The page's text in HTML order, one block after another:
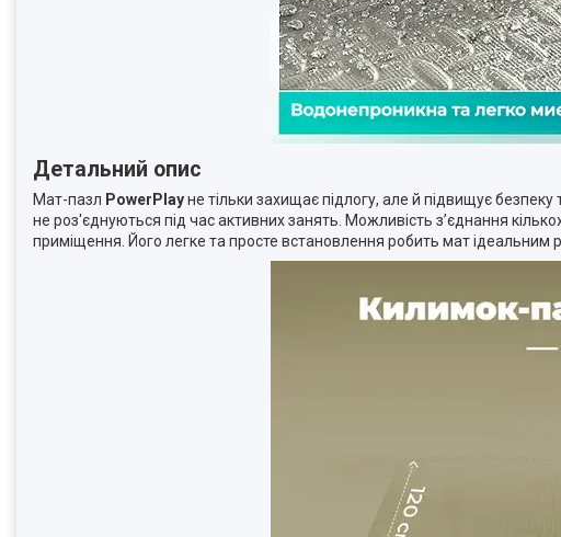
Детальний опис
Мат-пазл PowerPlayне тільки захищає підлогу, але й підвищує
не роз'єднуються під час активних занять. Можливість з’єднання
приміщення. Його легке та просте встановлення робить мат ідеальним